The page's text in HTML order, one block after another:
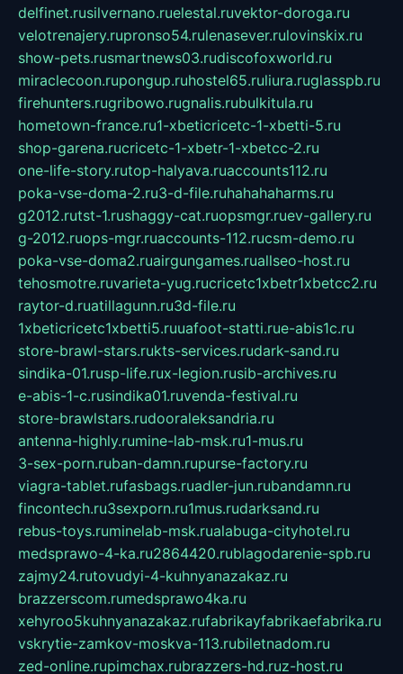
delfinet.rusilvernano.ruelestal.ruvektor-doroga.ru
velotrenajery.rupronso54.rulenasever.rulovinskix.ru
show-pets.rusmartnews03.rudiscofoxworld.ru
miraclecoon.rupongup.ruhostel65.ruliura.ruglasspb.ru
firehunters.rugribowo.rugnalis.rubulkitula.ru
hometown-france.ru1-xbeticricetc-1-xbetti-5.ru
shop-garena.rucricetc-1-xbetr-1-xbetcc-2.ru
one-life-story.rutop-halyava.ruaccounts112.ru
poka-vse-doma-2.ru3-d-file.ruhahahaharms.ru
g2012.rutst-1.rushaggy-cat.ruopsmgr.ruev-gallery.ru
g-2012.ruops-mgr.ruaccounts-112.rucsm-demo.ru
poka-vse-doma2.ruairgungames.ruallseo-host.ru
tehosmotre.ruvarieta-yug.rucricetc1xbetr1xbetcc2.ru
raytor-d.ruatillagunn.ru3d-file.ru
1xbeticricetc1xbetti5.ruuafoot-statti.rue-abis1c.ru
store-brawl-stars.rukts-services.rudark-sand.ru
sindika-01.rusp-life.rux-legion.rusib-archives.ru
e-abis-1-c.rusindika01.ruvenda-festival.ru
store-brawlstars.rudooraleksandria.ru
antenna-highly.rumine-lab-msk.ru1-mus.ru
3-sex-porn.ruban-damn.rupurse-factory.ru
viagra-tablet.rufasbags.ruadler-jun.rubandamn.ru
fincontech.ru3sexporn.ru1mus.rudarksand.ru
rebus-toys.ruminelab-msk.rualabuga-cityhotel.ru
medsprawo-4-ka.ru2864420.rublagodarenie-spb.ru
zajmy24.rutovudyi-4-kuhnyanazakaz.ru
brazzerscom.rumedsprawo4ka.ru
xehyroo5kuhnyanazakaz.rufabrikayfabrikaefabrika.ru
vskrytie-zamkov-moskva-113.rubiletnadom.ru
zed-online.rupimchax.rubrazzers-hd.ruz-host.ru